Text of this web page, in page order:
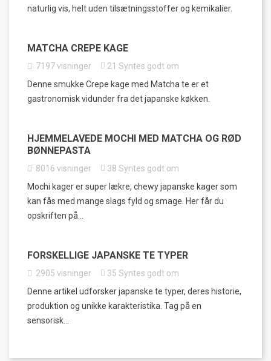
naturlig vis, helt uden tilsætningsstoffer og kemikalier.
MATCHA CREPE KAGE
7197visninger 21 Syntes godt om
Denne smukke Crepe kage med Matcha te er et
gastronomisk vidunder fra det japanske køkken.
HJEMMELAVEDE MOCHI MED MATCHA OG RØD
BØNNEPASTA
8016 visninger 38 Syntes godt om
Mochi kager er super lækre, chewy japanske kager som
kan fås med mange slags fyld og smage. Her får du
opskriften på...
FORSKELLIGE JAPANSKE TE TYPER
2905 visninger 35 Syntes godt om
Denne artikel udforsker japanske te typer, deres historie,
produktion og unikke karakteristika. Tag på en
sensorisk...